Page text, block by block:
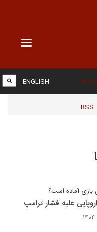
Toggle
ها
RSS
ENGLISH
بازی آماده است؟
علیه فشار ترامپ